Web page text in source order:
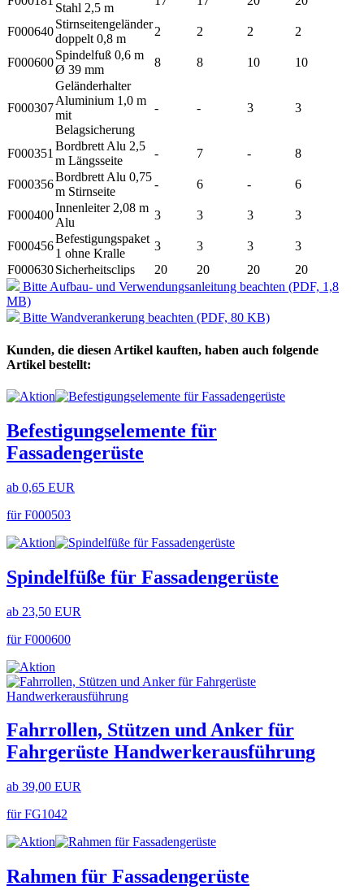
Stahl 2,5 m
F000640
Stirnseitengeländer
doppelt 0,8 m
2 2 2 2
F000600
Spindelfuß 0,6 m
Ø 39 mm
8 8 10 10
F000307
Geländerhalter
Aluminium 1,0 m
mit
Belagsicherung
- - 3 3
F000351
Bordbrett Alu 2,5
m Längsseite
- 7 - 8
F000356
Bordbrett Alu 0,75
m Stirnseite
- 6 - 6
F000400
Innenleiter 2,08 m
Alu
3 3 3 3
F000456
Befestigungspaket
1 ohne Kralle
3 3 3
3
F000630Sicherheitsclips 20 20 20
20
Bitte Aufbau- und Verwendungsanleitung beachten (PDF, 1,8
MB)
Bitte Wandverankerung beachten (PDF, 80 KB)
Kunden, die diesen Artikel kauften, haben auch folgende
Artikel bestellt:
Befestigungselemente für
Fassadengerüste
ab 0,65 EUR
für F000503
Spindelfüße für Fassadengerüste
ab 23,50 EUR
für F000600
Fahrrollen, Stützen und Anker für
Fahrgerüste Handwerkerausführung
ab 39,00 EUR
für FG1042
Rahmen für Fassadengerüste